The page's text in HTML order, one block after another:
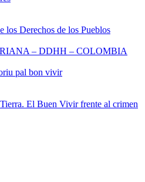
los Derechos de los Pueblos
– DDHH – COLOMBIA
pal bon vivir
El Buen Vivir frente al crimen